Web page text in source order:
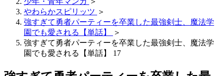
やわらかスピリッツ ＞
強すぎて勇者パーティーを卒業した最強剣士、魔法学
園でも愛される【単話】
＞
強すぎて勇者パーティーを卒業した最強剣士、魔法学
園でも愛される【単話】 17